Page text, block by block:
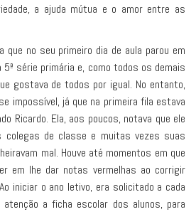
a ajuda mútua e o amor entre as
que no seu primeiro dia de aula parou em
série primária e, como todos os demais
gostava de todos por igual. No entanto,
impossível, já que na primeira fila estava
Ricardo. Ela, aos poucos, notava que ele
colegas de classe e muitas vezes suas
mal. Houve até momentos em que
em lhe dar notas vermelhas ao corrigir
iniciar o ano letivo, era solicitado a cada
a ficha escolar dos alunos, para